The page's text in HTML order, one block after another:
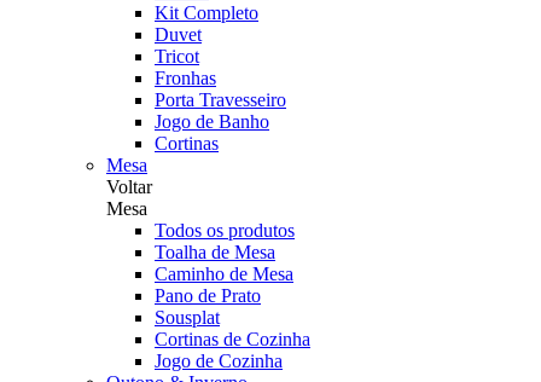
Kit Completo
Duvet
Tricot
Fronhas
Porta Travesseiro
Jogo de Banho
Cortinas
Mesa
Voltar
Mesa
Todos os produtos
Toalha de Mesa
Caminho de Mesa
Pano de Prato
Sousplat
Cortinas de Cozinha
Jogo de Cozinha